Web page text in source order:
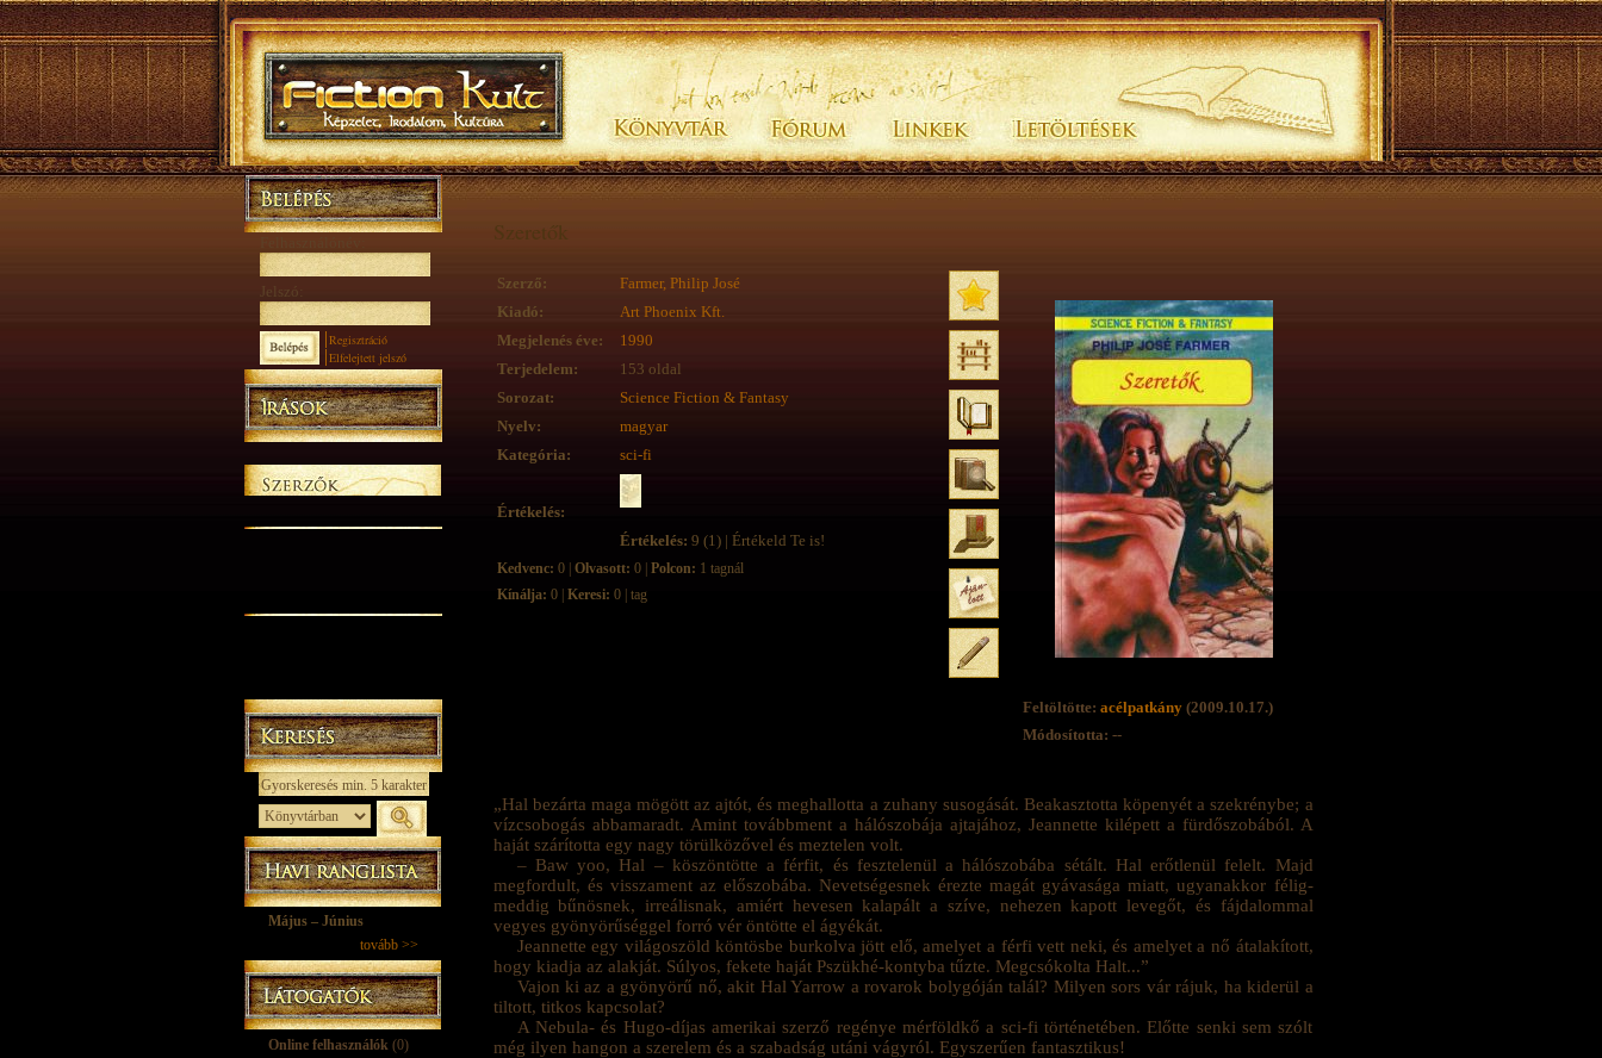
Jelszó:
Regisztráció
Elfelejtett jelszó
Május – Június
tovább >>
Online felhasználók (0)
Szeretők
Feltöltötte: acélpatkány(2009.10.17.)
Módosította: --
Szerző:
Farmer, Philip José
Kiadó:
Art Phoenix Kft.
Megjelenés éve:
1990
Terjedelem:
153 oldal
Sorozat:
Science Fiction & Fantasy
Nyelv:
magyar
Kategória:
sci-fi
Értékelés:
Értékelés: 9 (1) | Értékeld Te is!
Kedvenc: 0 | Olvasott: 0 | Polcon: 1 tagnál
Kínálja: 0 | Keresi: 0 | tag
„Hal bezárta maga mögött az ajtót, és meghallotta a zuhany susogását. Beakasztotta köpenyét a szekrénybe; a
vízcsobogás abbamaradt. Amint továbbment a hálószobája ajtajához, Jeannette kilépett a fürdőszobából. A
haját szárította egy nagy törülközővel és meztelen volt.
– Baw yoo, Hal – köszöntötte a férfit, és fesztelenül a hálószobába sétált. Hal erőtlenül felelt. Majd
megfordult, és visszament az előszobába. Nevetségesnek érezte magát gyávasága miatt, ugyanakkor félig-
meddig bűnösnek, irreálisnak, amiért hevesen kalapált a szíve, nehezen kapott levegőt, és fájdalommal
vegyes gyönyörűséggel forró vér öntötte el ágyékát.
Jeannette egy világoszöld köntösbe burkolva jött elő, amelyet a férfi vett neki, és amelyet a nő átalakított,
hogy kiadja az alakját. Súlyos, fekete haját Pszükhé-kontyba tűzte. Megcsókolta Halt...”
Vajon ki az a gyönyörű nő, akit Hal Yarrow a rovarok bolygóján talál? Milyen sors vár rájuk, ha kiderül a
tiltott, titkos kapcsolat?
A Nebula- és Hugo-díjas amerikai szerző regénye mérföldkő a sci-fi történetében. Előtte senki sem szólt
még ilyen hangon a szerelem és a szabadság utáni vágyról. Egyszerűen fantasztikus!